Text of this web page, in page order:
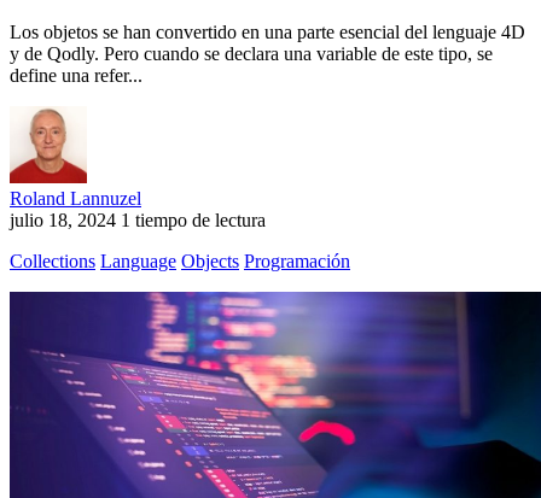
Los objetos se han convertido en una parte esencial del lenguaje 4D
y de Qodly. Pero cuando se declara una variable de este tipo, se
define una refer...
Roland Lannuzel
julio 18, 2024 1 tiempo de lectura
Collections Language Objects Programación